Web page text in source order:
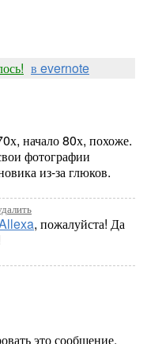
в evernote
начало 80х, похоже.
фотографии
из-за глюков.
, пожалуйста! Да
это сообщение.